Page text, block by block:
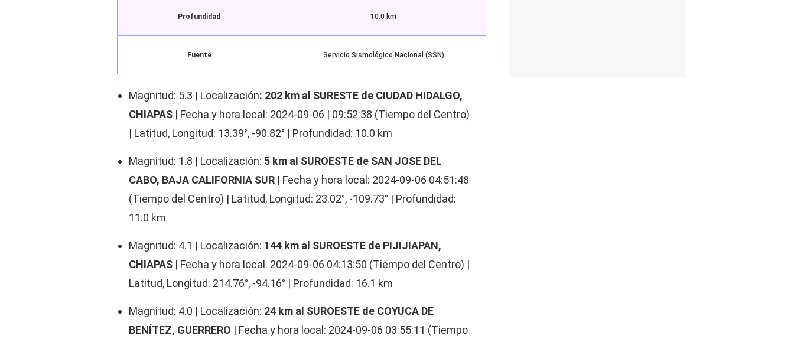
Profundidad 10.0 km
Fuente Servicio Sismológico Nacional (SSN)
Magnitud: 5.3 | Localización: 202 km al SURESTE de CIUDAD HIDALGO,
CHIAPAS | Fecha y hora local: 2024-09-06 | 09:52:38 (Tiempo del Centro)
| Latitud, Longitud: 13.39°, -90.82° | Profundidad: 10.0 km
Magnitud: 1.8 | Localización: 5 km al SUROESTE de SAN JOSE DEL
CABO, BAJA CALIFORNIA SUR | Fecha y hora local: 2024-09-06 04:51:48
(Tiempo del Centro) | Latitud, Longitud: 23.02°, -109.73° | Profundidad:
11.0 km
Magnitud: 4.1 | Localización: 144 km al SUROESTE de PIJIJIAPAN,
CHIAPAS | Fecha y hora local: 2024-09-06 04:13:50 (Tiempo del Centro) |
Latitud, Longitud: 214.76°, -94.16° | Profundidad: 16.1 km
Magnitud: 4.0 | Localización: 24 km al SUROESTE de COYUCA DE
BENÍTEZ, GUERRERO | Fecha y hora local: 2024-09-06 03:55:11 (Tiempo